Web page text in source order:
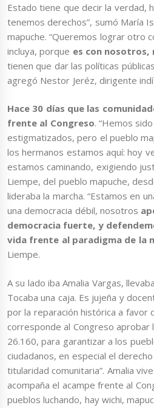
Estado tiene que decir la verdad,
tenemos derechos”, sumó María
mapuche. “Queremos lograr otro
incluya, porque es con nosotros,
tienen que dar las políticas
agregó Nestor Jeréz, dirigente
Hace 30 días que las
frente al Congreso. “Hemos
estigmatizados, pero el pueblo
los hermanos estamos aquí: hoy
estamos caminando, exigiendo
Liempe, del pueblo mapuche,
lideraba la marcha. “Estamos en
una democracia débil, nosotros
democracia fuerte, y
vida frente al paradigma de la
Liempe.
A su lado iba Amalia Vargas,
Tocaba una caja. Es jujeña y
por la reparación histórica a favor
corresponde al Congreso aprobar
26.160, para garantizar a los
ciudadanos, en especial el
titularidad comunitaria”. Amalia
acompaña el acampe frente al
pueblos luchando, hay wichi,